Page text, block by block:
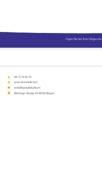
Fügen Sie hier Ihren Slogan ein
email@gesellschaft.com
Meininger Strasse 43 66550 Illingen
06 12 34 56 78
www.deineseite.com